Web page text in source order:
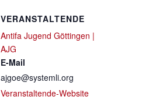
VERANSTALTENDE
Antifa Jugend Göttingen |
AJG
E-Mail
ajgoe@systemli.org
Veranstaltende-Website